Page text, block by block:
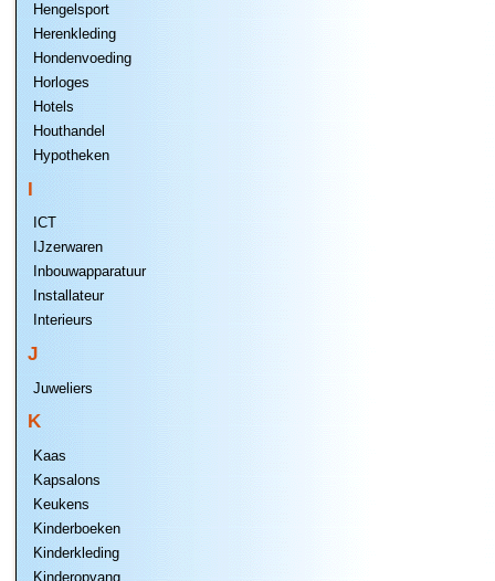
Hengelsport
Herenkleding
Hondenvoeding
Horloges
Hotels
Houthandel
Hypotheken
I
ICT
IJzerwaren
Inbouwapparatuur
Installateur
Interieurs
J
Juweliers
K
Kaas
Kapsalons
Keukens
Kinderboeken
Kinderkleding
Kinderopvang